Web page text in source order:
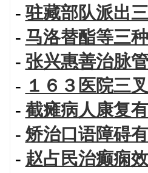
-驻藏部队派出
- 马洛替酯等三
- 张兴惠善治脉
- １６３医院三
- 截瘫病人康复
- 矫治口语障碍
- 赵占民治癫痫